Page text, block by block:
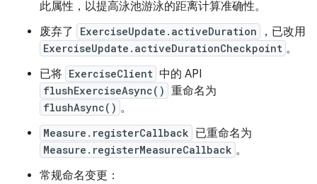
此属性，以提高泳池游泳的距离计算准确性。
废弃了
ExerciseUpdate.activeDuration ，已改用
ExerciseUpdate.activeDurationCheckpoint 。
已将 ExerciseClient 中的 API
flushExerciseAsync() 重命名为
flushAsync() 。
Measure.registerCallback 已重命名为
Measure.registerMeasureCallback 。
常规命名变更：